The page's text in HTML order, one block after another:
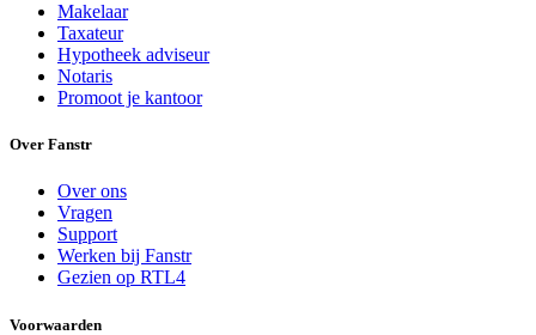
Makelaar
Taxateur
Hypotheek adviseur
Notaris
Promoot je kantoor
Over Fanstr
Over ons
Vragen
Support
Werken bij Fanstr
Gezien op RTL4
Voorwaarden